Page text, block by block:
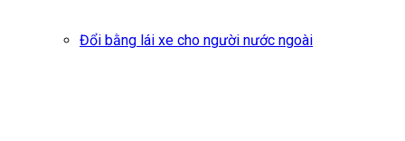
Đổi bằng lái xe cho người nước ngoài